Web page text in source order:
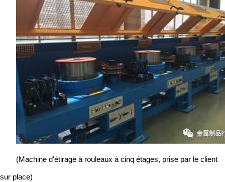
(Machine d'étirage à rouleaux à cinq étages, prise par le client
sur place)